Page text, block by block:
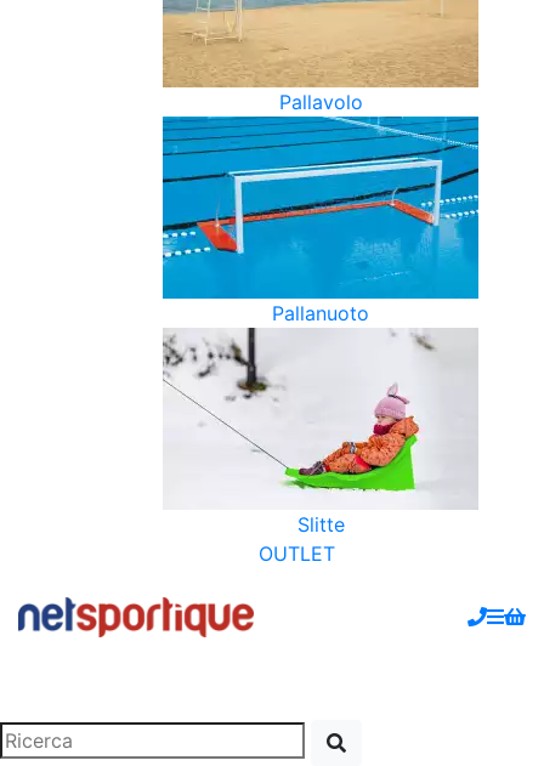
Pallavolo
Pallanuoto
Slitte
OUTLET